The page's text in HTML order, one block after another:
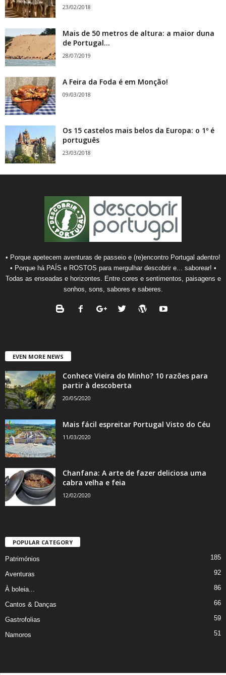
23/02/2018
Mais de 50 metros de altura: a maior duna
de Portugal...
28/07/2019
A Feira da Foda é em Monção!
09/03/2018
Os 15 castelos mais belos da Europa: o 1º é
português
23/03/2018
• Porque apetecem aventuras de passeio e (re)encontro Portugal adentro!
• Porque há PAÍS e ROSTOS para mergulhar descobrir e... saborear! •
Todas as enseadas e horizontes. Entre cores e sentimentos, paisagens e
sonhos, sons, sabores e saberes.
EVEN MORE NEWS
Conhece Vieira do Minho? 10 razões para
partir à descoberta
20/05/2020
Mais fácil espreitar Portugal Visto do Céu
11/03/2020
Chanfana: A arte de fazer deliciosa uma
cabra velha e feia
12/02/2020
POPULAR CATEGORY
Patrimónios 185
Aventuras 92
À boleia... 86
Cantos & Danças 66
Gastrofolias 59
Namoros 51